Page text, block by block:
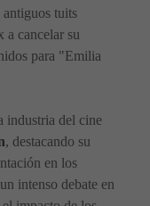
tuits
a cancelar su
para "Emilia
industria del cine
, destacando su
en los
intenso debate en